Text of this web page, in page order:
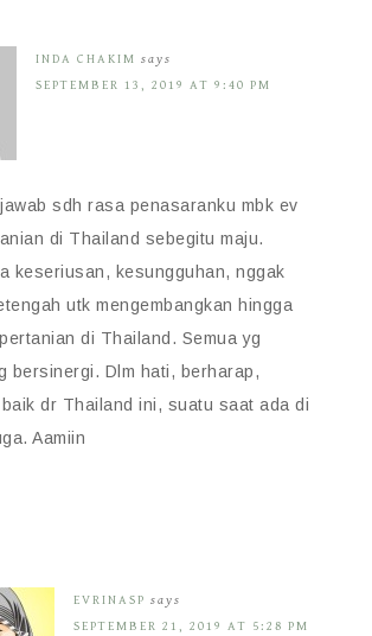
INDA CHAKIM says
SEPTEMBER 13, 2019 AT 9:40 PM
sdh rasa penasaranku mbk ev
di Thailand sebegitu maju.
keseriusan, kesungguhan, nggak
utk mengembangkan hingga
di Thailand. Semua yg
bersinergi. Dlm hati, berharap,
dr Thailand ini, suatu saat ada di
Aamiin
EVRINASP says
SEPTEMBER 21, 2019 AT 5:28 PM